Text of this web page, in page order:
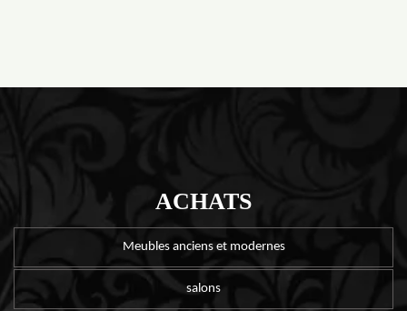
ACHATS
Meubles anciens et modernes
salons